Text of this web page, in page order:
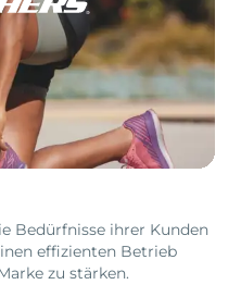
Bedürfnisse ihrer Kunden
effizienten Betrieb
zu stärken.